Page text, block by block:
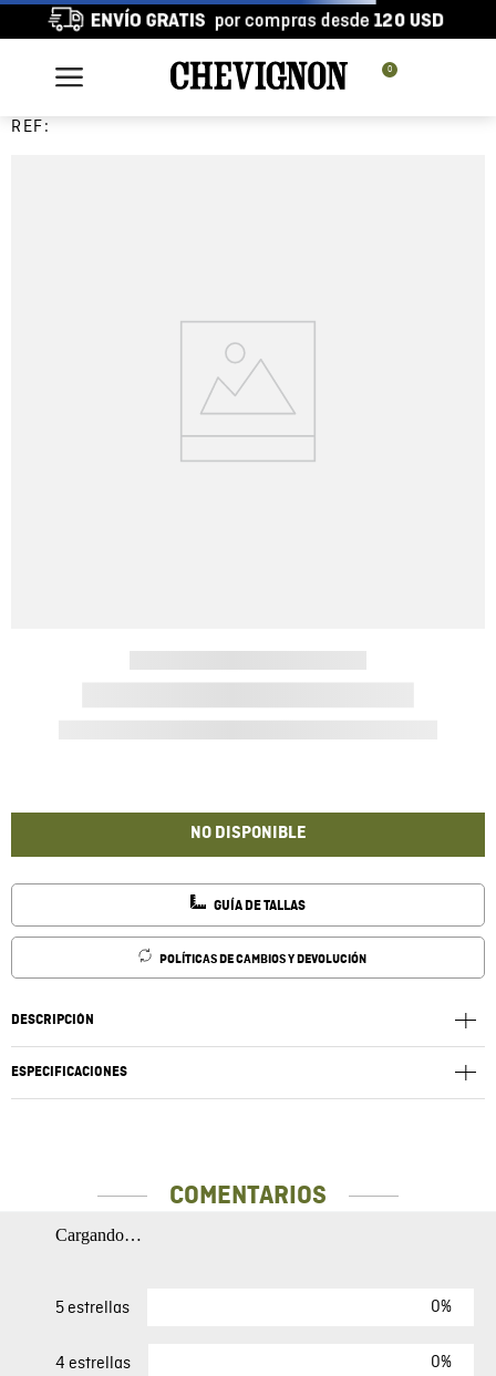
0
REF:
NO DISPONIBLE
GUÍA DE TALLAS
POLÍTICAS DE CAMBIOS Y DEVOLUCIÓN
DESCRIPCIÓN
ESPECIFICACIONES
COMENTARIOS
Cargando…
5 estrellas 0%
4 estrellas 0%